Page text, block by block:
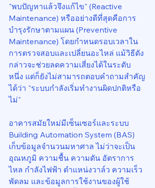
"พบปัญหาแล้วจึงแก้ไข" (Reactive
Maintenance) หรืออย่างดีที่สุดคือการ
บำรุงรักษาตามแผน (Preventive
Maintenance) โดยกำหนดรอบเวลาใน
การตรวจสอบและเปลี่ยนอะไหล่ แม้วิธีดัง
กล่าวจะช่วยลดความเสี่ยงได้ในระดับ
หนึ่ง แต่ก็ยังไม่สามารถตอบคำถามสำคัญ
ได้ว่า "ระบบกำลังเริ่มทำงานผิดปกติหรือ
ไม่"
อาคารสมัยใหม่มีเซ็นเซอร์และระบบ
Building Automation System (BAS)
เก็บข้อมูลจำนวนมหาศาล ไม่ว่าจะเป็น
อุณหภูมิ ความชื้น ความดัน อัตราการ
ไหล กำลังไฟฟ้า ตำแหน่งวาล์ว ความเร็ว
พัดลม และข้อมูลการใช้งานของผู้ใช้